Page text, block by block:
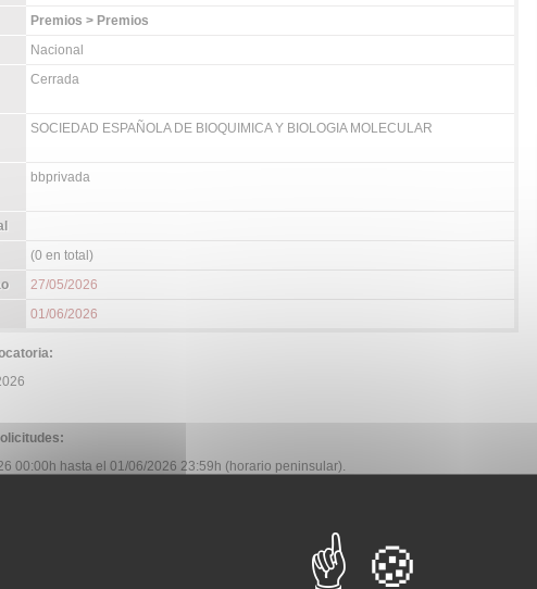
Premios > Premios
Nacional
Cerrada
SOCIEDAD ESPAÑOLA DE BIOQUIMICA Y BIOLOGIA MOLECULAR
bbprivada
(0 en total)
27/05/2026
01/06/2026
00:00h hasta el 01/06/2026 23:59h (horario peninsular).
publicado entre el 1 junio 2025 y el 1 junio 2026 en el campo de la bioquímica y la
realizado en España por un Socio de la SEBBM (con una antigüedad mínima de dos